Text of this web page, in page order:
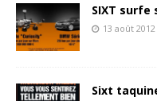
SIXT surfe
13 août 2012
Sixt